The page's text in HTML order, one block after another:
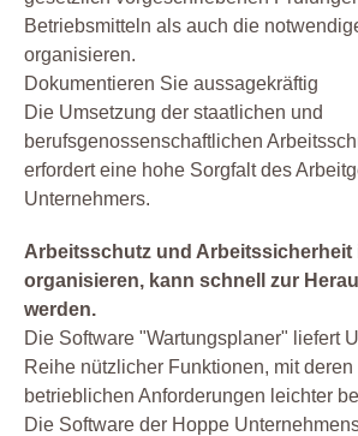
Betriebsmitteln als auch die
organisieren.
Dokumentieren Sie aussagekräftig
Die Umsetzung der staatlichen und
berufsgenossenschaftlichen
erfordert eine hohe Sorgfalt des
Unternehmers.
Arbeitsschutz und Arbeitssicherheit
organisieren, kann schnell zur
werden.
Die Software "Wartungsplaner" liefert
Reihe nützlicher Funktionen, mit
betrieblichen Anforderungen leichter
Die Software der Hoppe